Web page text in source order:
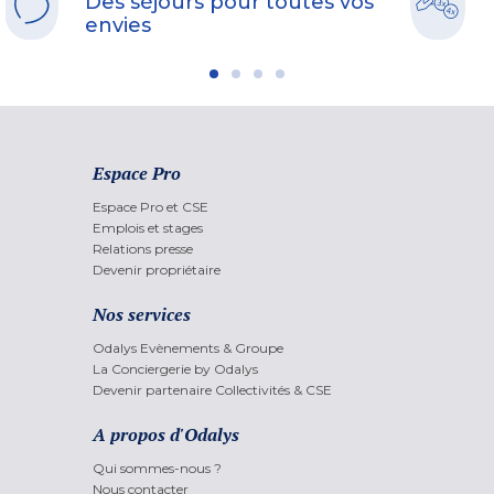
envies
Espace Pro
Espace Pro et CSE
Emplois et stages
Relations presse
Devenir propriétaire
Nos services
Odalys Evènements & Groupe
La Conciergerie by Odalys
Devenir partenaire Collectivités & CSE
A propos d'Odalys
Qui sommes-nous ?
Nous contacter